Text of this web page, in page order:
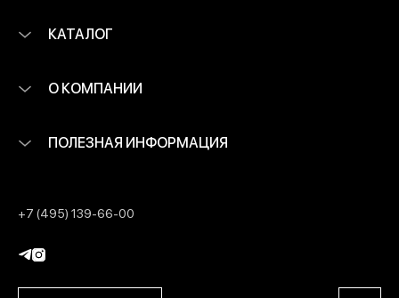
КАТАЛОГ
О КОМПАНИИ
ПОЛЕЗНАЯ ИНФОРМАЦИЯ
+7 (495) 139-66-00